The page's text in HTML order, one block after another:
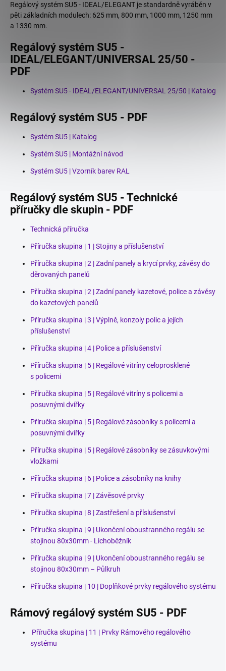
Regálový systém SU5 - IDEAL/ELEGANT je standardně vyráběn v
pěti základních modulech: 625 mm, 800 mm, 1000 mm, 1250 mm
a 1330 mm.
Regálový systém SU5 -
IDEAL/ELEGANT/UNIVERSAL 25/50 -
PDF
Systém SU5 - IDEAL/ELEGANT/UNIVERSAL 25/50 | Katalog
Regálový systém SU5 - PDF
Systém SU5 | Katalog
Systém SU5 | Montážní návod
Systém SU5 | Vzorník barev RAL
Regálový systém SU5 - Technické
příručky dle skupin - PDF
Technická příručka
Příručka skupina | 1 | Stojiny a příslušenství
Příručka skupina | 2 | Zadní panely a krycí prvky, závěsy do
děrovaných panelů
Příručka skupina | 2 | Zadní panely kazetové, police a závěsy
do kazetových panelů
Příručka skupina | 3 | Výplně, konzoly polic a jejích
příslušenství
Příručka skupina | 4 | Police a příslušenství
Příručka skupina | 5 | Regálové vitríny celoprosklené
s policemi
Příručka skupina | 5 | Regálové vitríny s policemi a
posuvnými dvířky
Příručka skupina | 5 | Regálové zásobníky s policemi a
posuvnými dvířky
Příručka skupina | 5 | Regálové zásobníky se zásuvkovými
vložkami
Příručka skupina | 6 | Police a zásobníky na knihy
Příručka skupina | 7 | Závěsové prvky
Příručka skupina | 8 | Zastřešení a příslušenství
Příručka skupina | 9 | Ukončení oboustranného regálu se
stojinou 80x30mm - Lichoběžník
Příručka skupina | 9 | Ukončení oboustranného regálu se
stojinou 80x30mm – Půlkruh
Příručka skupina | 10 | Doplňkové prvky regálového systému
Rámový regálový systém SU5 - PDF
Příručka skupina | 11 | Prvky Rámového regálového
systému